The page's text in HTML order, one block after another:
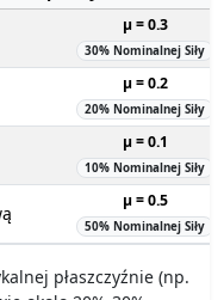
µ = 0.3
30% Nominalnej Siły
µ = 0.2
20% Nominalnej Siły
µ = 0.1
10% Nominalnej Siły
µ = 0.5
50% Nominalnej Siły
płaszczyźnie (np.